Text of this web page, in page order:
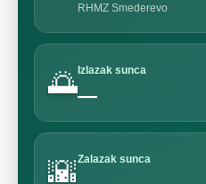
RHMZ Smederevo
🌅Izlazak sunca
—
🌇Zalazak sunca